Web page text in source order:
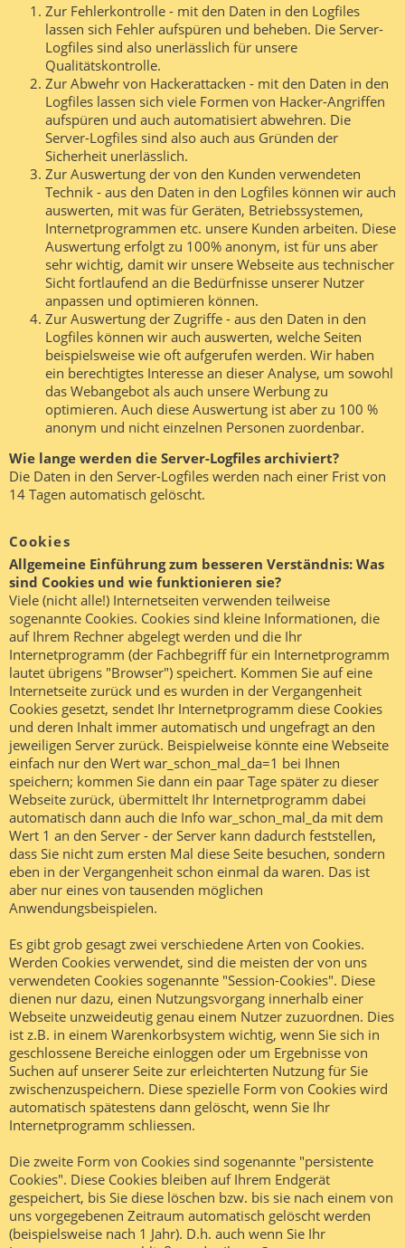
Zur Fehlerkontrolle - mit den Daten in den Logfiles
lassen sich Fehler aufspüren und beheben. Die Server-
Logfiles sind also unerlässlich für unsere
Qualitätskontrolle.
Zur Abwehr von Hackerattacken - mit den Daten in den
Logfiles lassen sich viele Formen von Hacker-Angriffen
aufspüren und auch automatisiert abwehren. Die
Server-Logfiles sind also auch aus Gründen der
Sicherheit unerlässlich.
Zur Auswertung der von den Kunden verwendeten
Technik - aus den Daten in den Logfiles können wir auch
auswerten, mit was für Geräten, Betriebssystemen,
Internetprogrammen etc. unsere Kunden arbeiten. Diese
Auswertung erfolgt zu 100% anonym, ist für uns aber
sehr wichtig, damit wir unsere Webseite aus technischer
Sicht fortlaufend an die Bedürfnisse unserer Nutzer
anpassen und optimieren können.
Zur Auswertung der Zugriffe - aus den Daten in den
Logfiles können wir auch auswerten, welche Seiten
beispielsweise wie oft aufgerufen werden. Wir haben
ein berechtigtes Interesse an dieser Analyse, um sowohl
das Webangebot als auch unsere Werbung zu
optimieren. Auch diese Auswertung ist aber zu 100 %
anonym und nicht einzelnen Personen zuordenbar.
Wie lange werden die Server-Logfiles archiviert?
Die Daten in den Server-Logfiles werden nach einer Frist von
14 Tagen automatisch gelöscht.
Cookies
Allgemeine Einführung zum besseren Verständnis: Was
sind Cookies und wie funktionieren sie?
Viele (nicht alle!) Internetseiten verwenden teilweise
sogenannte Cookies. Cookies sind kleine Informationen, die
auf Ihrem Rechner abgelegt werden und die Ihr
Internetprogramm (der Fachbegriff für ein Internetprogramm
lautet übrigens "Browser") speichert. Kommen Sie auf eine
Internetseite zurück und es wurden in der Vergangenheit
Cookies gesetzt, sendet Ihr Internetprogramm diese Cookies
und deren Inhalt immer automatisch und ungefragt an den
jeweiligen Server zurück. Beispielweise könnte eine Webseite
einfach nur den Wert war_schon_mal_da=1 bei Ihnen
speichern; kommen Sie dann ein paar Tage später zu dieser
Webseite zurück, übermittelt Ihr Internetprogramm dabei
automatisch dann auch die Info war_schon_mal_da mit dem
Wert 1 an den Server - der Server kann dadurch feststellen,
dass Sie nicht zum ersten Mal diese Seite besuchen, sondern
eben in der Vergangenheit schon einmal da waren. Das ist
aber nur eines von tausenden möglichen
Anwendungsbeispielen.
Es gibt grob gesagt zwei verschiedene Arten von Cookies.
Werden Cookies verwendet, sind die meisten der von uns
verwendeten Cookies sogenannte "Session-Cookies". Diese
dienen nur dazu, einen Nutzungsvorgang innerhalb einer
Webseite unzweideutig genau einem Nutzer zuzuordnen. Dies
ist z.B. in einem Warenkorbsystem wichtig, wenn Sie sich in
geschlossene Bereiche einloggen oder um Ergebnisse von
Suchen auf unserer Seite zur erleichterten Nutzung für Sie
zwischenzuspeichern. Diese spezielle Form von Cookies wird
automatisch spätestens dann gelöscht, wenn Sie Ihr
Internetprogramm schliessen.
Die zweite Form von Cookies sind sogenannte "persistente
Cookies". Diese Cookies bleiben auf Ihrem Endgerät
gespeichert, bis Sie diese löschen bzw. bis sie nach einem von
uns vorgegebenen Zeitraum automatisch gelöscht werden
(beispielsweise nach 1 Jahr). D.h. auch wenn Sie Ihr